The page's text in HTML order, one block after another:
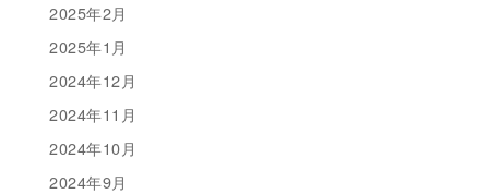
2025年2月
2025年1月
2024年12月
2024年11月
2024年10月
2024年9月